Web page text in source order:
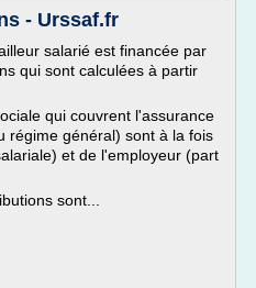
- Urssaf.fr
salarié est financée par
qui sont calculées à partir
qui couvrent l'assurance
régime général) sont à la fois
et de l'employeur (part
sont...